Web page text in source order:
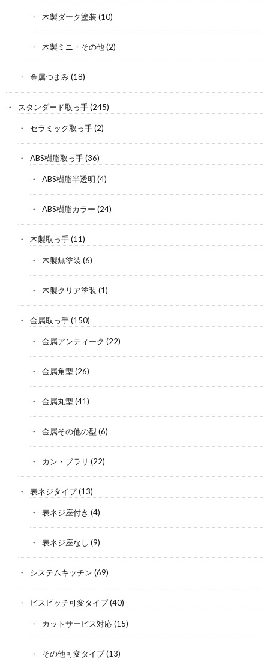
木製ダーク塗装 (10)
木製ミニ・その他(2)
金属つまみ(18)
スタンダード取っ手(245)
セラミック取っ手(2)
ABS樹脂取っ手(36)
ABS樹脂半透明 (4)
ABS樹脂カラー (24)
木製取っ手(11)
木製無塗装 (6)
木製クリア塗装 (1)
金属取っ手(150)
金属アンティーク (22)
金属角型 (26)
金属丸型 (41)
金属その他の型 (6)
カン・ブラリ (22)
表ネジタイプ(13)
表ネジ座付き (4)
表ネジ座なし (9)
システムキッチン (69)
ビスピッチ可変タイプ(40)
カットサービス対応(15)
その他可変タイプ(13)